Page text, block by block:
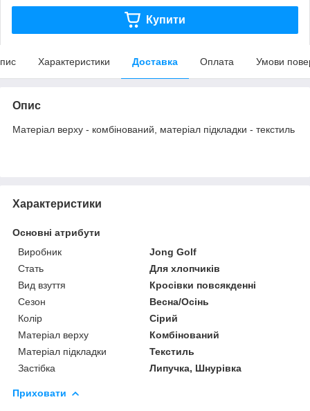
Купити
Характеристики Доставка Оплата Умови
Опис
Матеріал верху - комбінований, матеріал підкладки - текстиль
Характеристики
Основні атрибути
Виробник
Jong Golf
Стать
Для хлопчиків
Вид взуття
Кросівки повсякденні
Сезон
Весна/Осінь
Колір
Сірий
Матеріал верху
Комбінований
Матеріал підкладки
Текстиль
Застібка
Липучка, Шнурівка
Приховати